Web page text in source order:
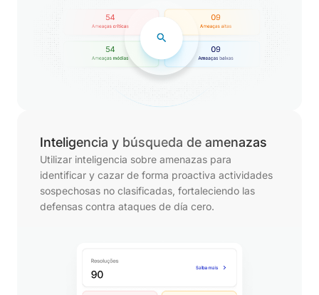
Inteligencia y búsqueda de amenazas
Utilizar inteligencia sobre amenazas para
identificar y cazar de forma proactiva actividades
sospechosas no clasificadas, fortaleciendo las
defensas contra ataques de día cero.